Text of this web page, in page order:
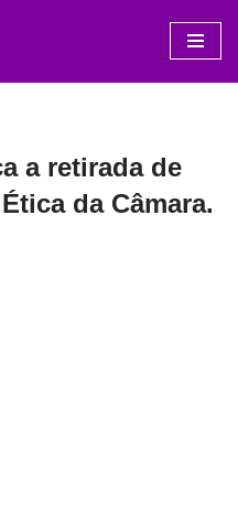
a retirada de
da Câmara.